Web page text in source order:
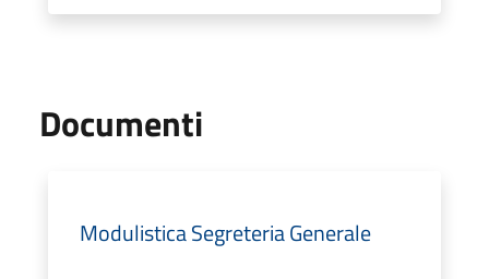
Documenti
Modulistica Segreteria Generale